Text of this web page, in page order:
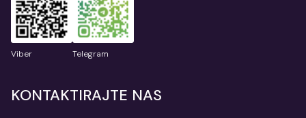
Viber Telegram
KONTAKTIRAJTE NAS